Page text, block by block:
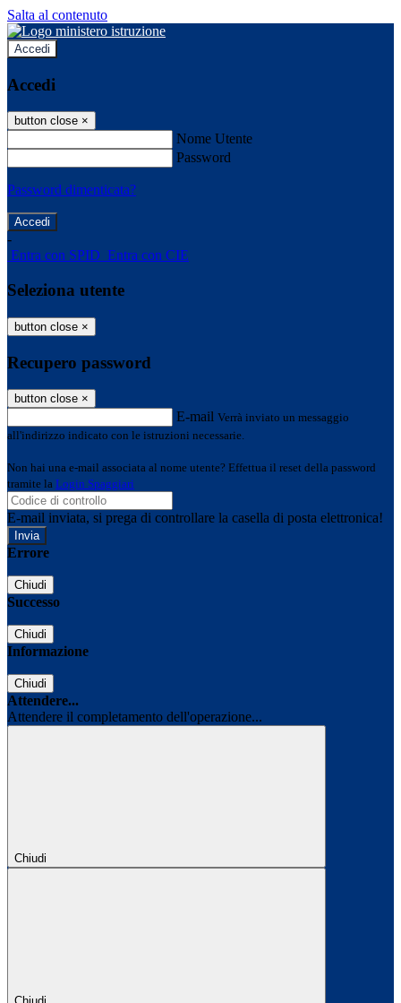
Salta al contenuto
Accedi
Accedi
button close ×
Nome Utente
Password
Password dimenticata?
-
Entra con SPID Entra con CIE
Seleziona utente
button close ×
Recupero password
button close ×
E-mail Verrà inviato un messaggio
all'indirizzo indicato con le istruzioni necessarie.
Non hai una e-mail associata al nome utente? Effettua il reset della password
tramite la Login Spaggiari
E-mail inviata, si prega di controllare la casella di posta elettronica!
Errore
Chiudi
Successo
Chiudi
Informazione
Chiudi
Attendere...
Attendere il completamento dell'operazione...
Chiudi